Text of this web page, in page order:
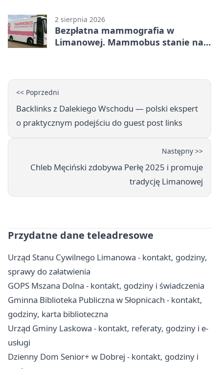
2 sierpnia 2026
Bezpłatna mammografia w
Limanowej. Mammobus stanie na
<< Poprzedni
Backlinks z Dalekiego Wschodu — polski ekspert
o praktycznym podejściu do guest post links
Następny >>
Chleb Męciński zdobywa Perłę 2025 i promuje
tradycję Limanowej
Przydatne dane teleadresowe
Urząd Stanu Cywilnego Limanowa - kontakt, godziny,
sprawy do załatwienia
GOPS Mszana Dolna - kontakt, godziny i świadczenia
Gminna Biblioteka Publiczna w Słopnicach - kontakt,
godziny, karta biblioteczna
Urząd Gminy Laskowa - kontakt, referaty, godziny i e-
usługi
Dzienny Dom Senior+ w Dobrej - kontakt, godziny i